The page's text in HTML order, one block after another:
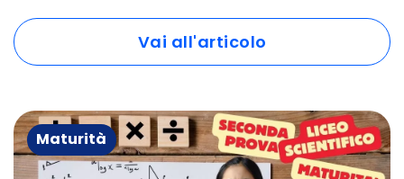
Vai all'articolo
Maturità